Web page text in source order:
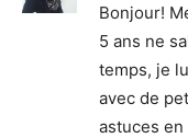
Bonjour!
5 ans ne
temps, je
avec de
astuces